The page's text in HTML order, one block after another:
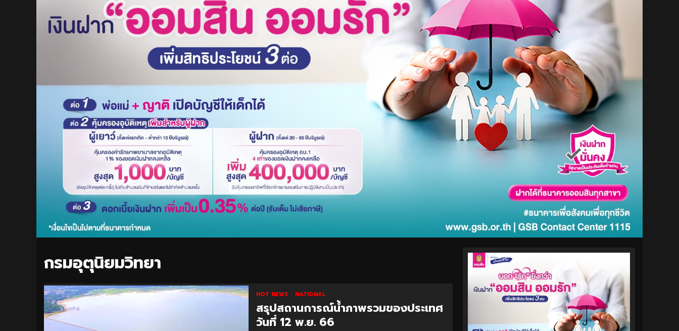
กรมอุตุนิยมวิทยา
HOT NEWS NATIONAL
สรุปสถานการณ์น้ำภาพรวมของประเทศ
วันที่ 12 พ.ย. 66